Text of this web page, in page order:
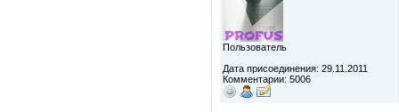
Пользователь
Дата присоединения: 29.11.2011
Комментарии: 5006